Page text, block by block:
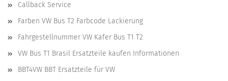
Callback Service
Farben VW Bus T2 Farbcode Lackierung
Fahrgestellnummer VW Käfer Bus T1 T2
VW Bus T1 Brasil Ersatzteile kaufen Informationen
BBT4VW BBT Ersatzteile für VW